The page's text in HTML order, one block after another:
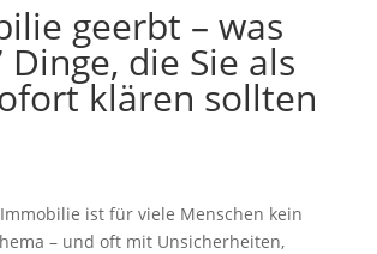
geerbt – was
Dinge, die Sie als
klären sollten
ist für viele Menschen kein
– und oft mit Unsicherheiten,